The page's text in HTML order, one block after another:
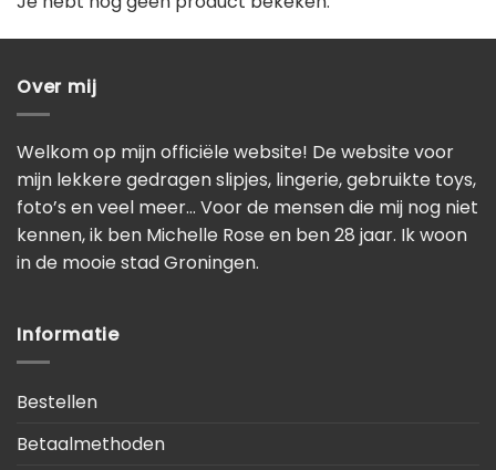
Over mij
Welkom op mijn officiële website! De website voor
mijn lekkere gedragen slipjes, lingerie, gebruikte toys,
foto’s en veel meer… Voor de mensen die mij nog niet
kennen, ik ben Michelle Rose en ben 28 jaar. Ik woon
in de mooie stad Groningen.
Informatie
Bestellen
Betaalmethoden